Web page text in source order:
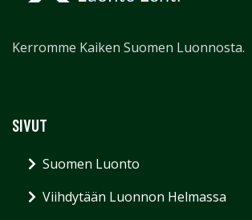
Kerromme Kaiken Suomen Luonnosta.
SIVUT
Suomen Luonto
Viihdytään Luonnon Helmassa